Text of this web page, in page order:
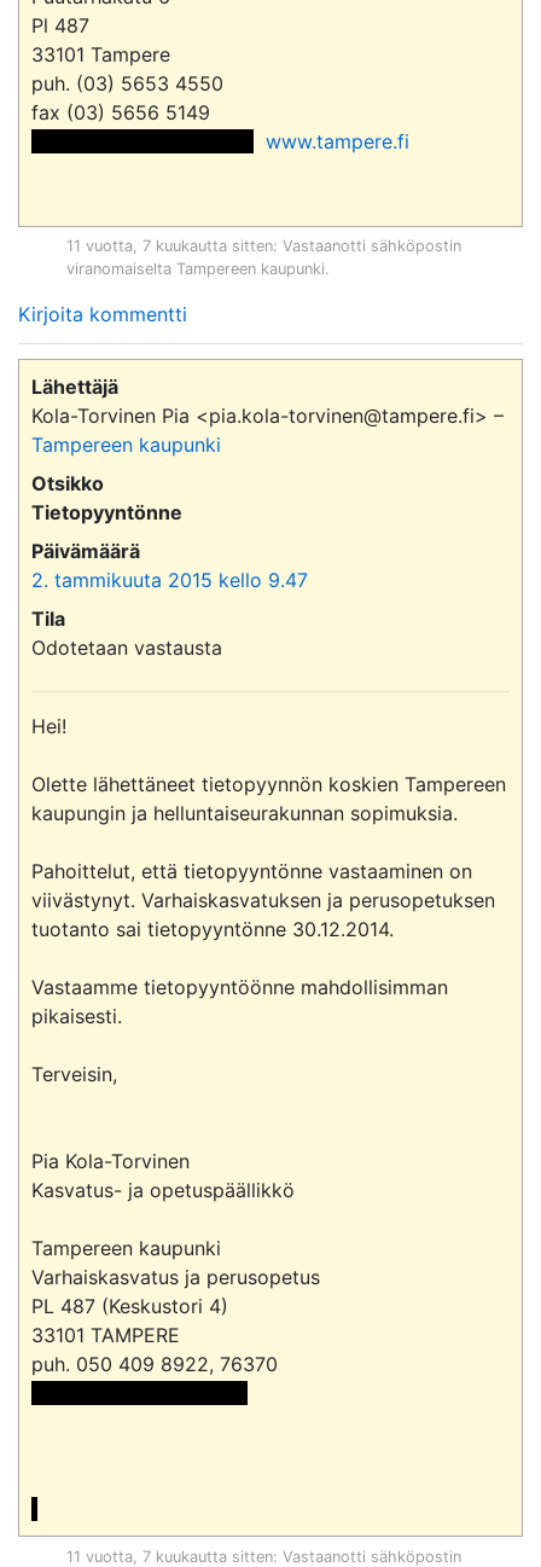
Pl 487
33101 Tampere
puh. (03) 5653 4550
www.tampere.fi
11 vuotta, 7 kuukautta sitten: Vastaanotti sähköpostin
viranomaiselta Tampereen kaupunki.
Kirjoita kommentti
Lähettäjä
Kola-Torvinen Pia <pia.kola-torvinen@tampere.fi> –
Tampereen kaupunki
Otsikko
Tietopyyntönne
Päivämäärä
2. tammikuuta 2015 kello 9.47
Tila
Odotetaan vastausta
Hei!
Olette lähettäneet tietopyynnön koskien Tampereen
kaupungin ja helluntaiseurakunnan sopimuksia.
Pahoittelut, että tietopyyntönne vastaaminen on
viivästynyt. Varhaiskasvatuksen ja perusopetuksen
tuotanto sai tietopyyntönne 30.12.2014.
Vastaamme tietopyyntöönne mahdollisimman
pikaisesti.
Terveisin,
Pia Kola-Torvinen
Kasvatus- ja opetuspäällikkö
Tampereen kaupunki
Varhaiskasvatus ja perusopetus
PL 487 (Keskustori 4)
33101 TAMPERE
11 vuotta, 7 kuukautta sitten: Vastaanotti sähköpostin